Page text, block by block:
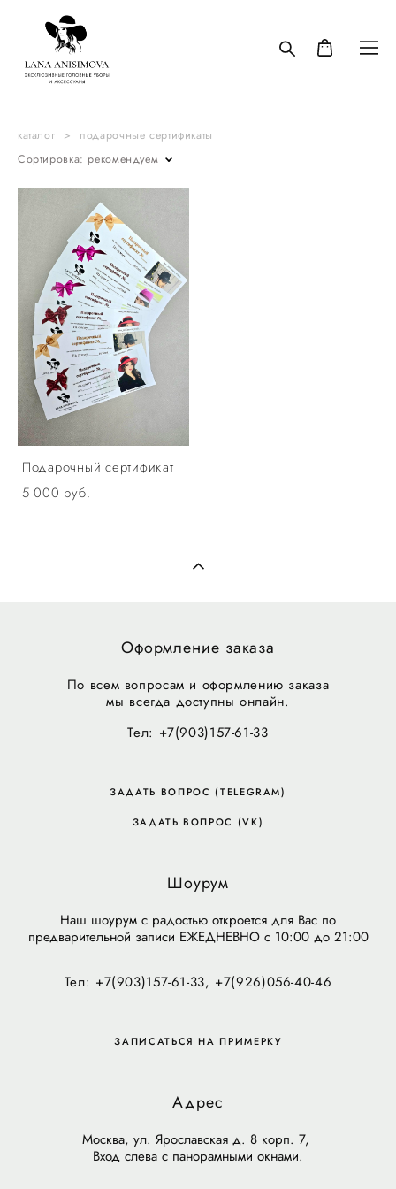
каталог >
подарочные сертификаты
Сортировка: рекомендуем
Подарочный сертификат
5 000 pуб.
Оформление заказа
По всем вопросам и оформлению заказа
мы всегда доступны онлайн.
Тел: +7(903)157-61-33
ЗАДАТЬ ВОПРОС (TELEGRAM)
ЗАДАТЬ ВОПРОС (VK)
Шоурум
Наш шоурум с радостью откроется для Вас по
предварительной записи ЕЖЕДНЕВНО с 10:00 до 21:00
Тел: +7(903)157-61-33, +7(926)056-40-46
ЗАПИСАТЬСЯ НА ПРИМЕРКУ
Адрес
Москва, ул. Ярославская д. 8 корп. 7,
Вход слева с панорамными окнами.